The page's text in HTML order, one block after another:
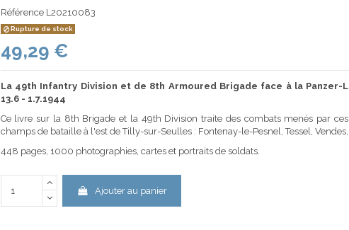
Référence L20210083
Rupture de stock
49,29 €
La 49th Infantry Division et de 8th Armoured Brigade face à la
13.6 - 1.7.1944
Ce livre sur la 8th Brigade et la 49th Division traite des combats menés par
champs de bataille à l'est de Tilly-sur-Seulles : Fontenay-le-Pesnel, Tessel, Vendes,
448 pages, 1000 photographies, cartes et portraits de soldats.
Ajouter au panier